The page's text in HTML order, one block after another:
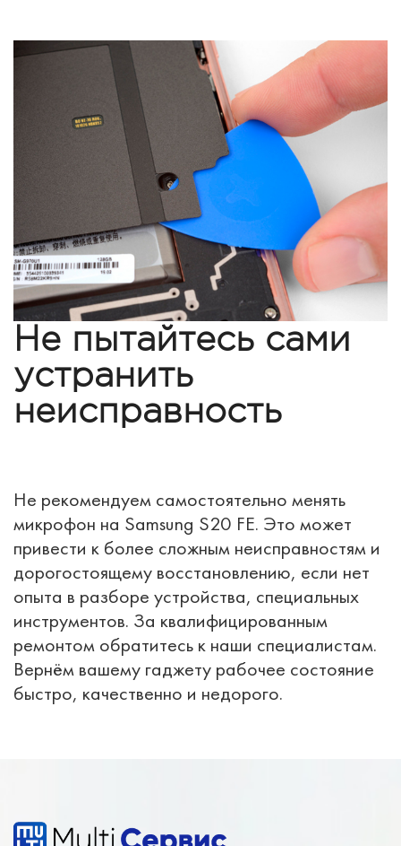
Не пытайтесь сами
устранить
неисправность
Не рекомендуем самостоятельно менять
микрофон на Samsung S20 FE. Это может
привести к более сложным неисправностям и
дорогостоящему восстановлению, если нет
опыта в разборе устройства, специальных
инструментов. За квалифицированным
ремонтом обратитесь к наши специалистам.
Вернём вашему гаджету рабочее состояние
быстро, качественно и недорого.